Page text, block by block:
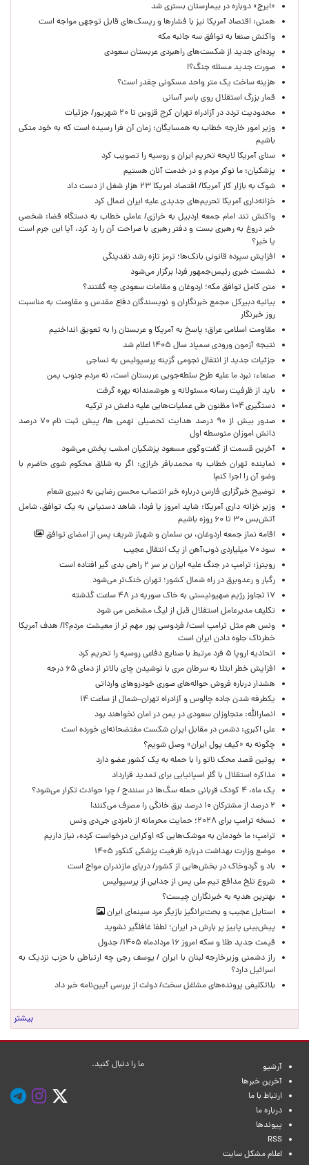
«ایرج» دوباره در بیمارستان بستری شد
همتی: اقتصاد آمریکا نیز با فشارها و ریسک‌های قابل توجهی مواجه است
واکنش صنعا به توافق سه جانبه مکه
پرده‌ای جدید از شکست‌های راهبردی عربستان سعودی
صورت جدید مسئله جنگ؟!
هزینه ساخت یک متر واحد مسکونی چقدر است؟
قمار بزرگ استقلال روی یاسر آسانی
محدودیت تردد در آزادراه تهران کرج قزوین تا ۲۰ شهریور/ جزئیات
وزیر امور خارجه خطاب به همسایگان: زمان آن فرا رسیده است که به خود متکی
باشیم
سنای آمریکا لایحه تحریم ایران و روسیه را تصویب کرد
پزشکیان: ما نوکر مردم و در خدمت آنان هستیم
شوک به بازار کار آمریکا/ اقتصاد امریکا ۲۳ هزار شغل از دست داد
خزانه‌داری آمریکا تحریم‌های جدیدی علیه ایران اعمال کرد
واکنش تند امام جمعه اردبیل به خرازی/ عاملی خطاب به دستگاه قضا: شخصی
خبر دروغ به رهبری بست و دفتر رهبری با صراحت آن را رد کرد، آیا این جرم است
یا خیر؟
افزایش سپرده قانونی بانک‌ها؛ ترمز تازه رشد نقدینگی
نشست خبری رئیس‌جمهور فردا برگزار می‌شود
متن کامل توافق مکه؛ اردوغان و مقامات سعودی چه گفتند؟
بیانیه دبیرکل مجمع خبرنگاران و نویسندگان دفاع مقدس و مقاومت به مناسبت
روز خبرنگار
مقاومت اسلامی عراق: پاسخ به آمریکا و عربستان را به تعویق انداختیم
نتیجه آزمون ورودی سمپاد سال ۱۴۰۵ اعلام شد
جزئیات جدید از انتقال نجومی گزینه پرسپولیس به نساجی
صنعاء: نبرد ما علیه طرح سلطه‌جویی عربستان است، نه مردم جنوب یمن
باید از ظرفیت رسانه مسئولانه و هوشمندانه بهره گرفت
دستگیری ۱۰۴ مظنون طی عملیات‌هایی علیه داعش در ترکیه
صدور بیش از ۹۰ درصد هدایت تحصیلی نهمی ها/ پیش ثبت نام ۷۰ درصد
دانش اموزان متوسطه اول
آخرین قسمت از گفت‌وگوی مسعود پزشکیان امشب پخش می‌شود
نماینده تهران خطاب به محمدباقر خرازی: اگر به شلاق محکوم شوی حاضرم با
وضو آن را اجرا کنم!
توضیح خبرگزاری فارس درباره خبر انتصاب محسن رضایی به دبیری شعام
وزیر خزانه داری آمریکا: شاید امروز یا فردا، شاهد دستیابی به یک توافق، شامل
آتش‌بس ۳۰ تا ۶۰ روزه باشیم
اقامه نماز جمعه اردوغان، بن ‌سلمان و شهباز شریف پس از امضای توافق
سود ۷۰ میلیاردی ذوب‌آهن از یک انتقال عجیب
رویترز: ترامپ در جنگ علیه ایران بر سر ۲ راهی بدی گیر افتاده است
رگبار و رعدوبرق در راه شمال کشور؛ تهران خنک‌تر می‌شود
۱۷ تجاوز رژیم صهیونیستی به خاک سوریه در ۴۸ ساعت گذشته
تکلیف مدیرعامل استقلال قبل از لیگ مشخص می شود
ونس هم مثل ترامپ است/ فردوسی پور مهم تر از معیشت مردم؟!/ هدف آمریکا
خطرناک جلوه دادن ایران است
اتحادیه اروپا ۵ فرد مرتبط با صنایع دفاعی روسیه را تحریم کرد
افزایش خطر ابتلا به سرطان مری با نوشیدن چای بالاتر از دمای ۶۵ درجه
هشدار درباره فروش حواله‌های صوری خودروهای وارداتی
یکطرفه شدن جاده چالوس و آزادراه تهران–شمال از ساعت ۱۴
انصارالله: متجاوزان سعودی در یمن در امان نخواهند بود
علی اکبری: دشمن در مقابل ایران شکست مفتضحانه‌ای خورده است
چگونه به «کیف پول ایران» وصل شویم؟
پوتین قصد محک ناتو را با حمله به یک کشور عضو دارد
مذاکره استقلال با گلر اسپانیایی برای تمدید قرارداد
یک ماه، ۴ کودک قربانی حمله سگ‌ها در سنندج / چرا حوادث تکرار می‌شود؟
۲ درصد از مشترکان ۱۰ درصد برق خانگی را مصرف می‌کنند!
نسخه ترامپ برای ۲۰۲۸؛ حمایت محرمانه از نامزدی جی‌دی ونس
ترامپ: ما خودمان به موشک‌هایی که اوکراین درخواست کرده، نیاز داریم
موضع وزارت بهداشت درباره ظرفیت پزشکی کنکور ۱۴۰۵
باد و گردوخاک در بخش‌هایی از کشور/ دریای مازندران مواج است
شروع تلخ مدافع تیم ملی پس از جدایی از پرسپولیس
بهترین هدیه به خبرنگاران چیست؟
استایل عجیب و بحث‌برانگیز بازیگر مرد سینمای ایران
پیش‌بینی پاییز پر بارش در ایران؛ لطفا غافلگیر نشوید
قیمت جدید طلا و سکه امروز ۱۶ مردادماه ۱۴۰۵/ جدول
راز دشمنی وزیرخارجه لبنان با ایران / یوسف رجی چه ارتباطی با حزب نزدیک به
اسرائیل دارد؟
بلاتکلیفی پرونده‌های مشاغل سخت/ دولت از بررسی آیین‌نامه خبر داد
بیشتر
آرشیو
آخرین خبرها
ارتباط با ما
درباره ما
پیوندها
RSS
اعلام مشکل سایت
ما را دنبال کنید.